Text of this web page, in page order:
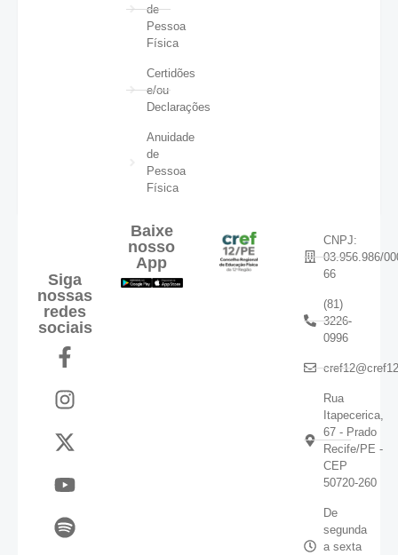
de
Pessoa
Física
Certidões
e/ou
Declarações
Anuidade
de
Pessoa
Física
Siga
nossas
redes
sociais
Baixe
nosso
App
CNPJ:
03.956.986/
66
(81)
3226-
0996
Rua
Itapecerica,
67 - Prado
Recife/PE -
CEP
50720-260
De
segunda
a sexta